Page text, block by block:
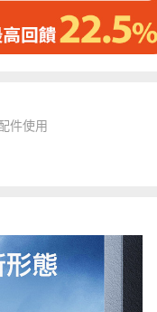
件使用